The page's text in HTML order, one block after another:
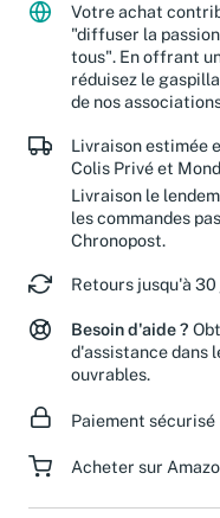
Votre achat
"diffuser la
tous". En offrant
réduisez le
de nos
Livraison estimée
Colis Privé et
Livraison le
les commandes
Chronopost.
Retours jusqu'à
Besoin d'aide ?
d'assistance dans
ouvrables.
Paiement sécurisé
Acheter sur